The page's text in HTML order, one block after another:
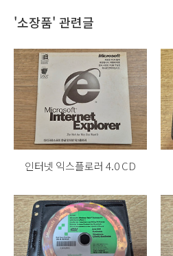
'소장품' 관련글
인터넷 익스플로러 4.0 CD